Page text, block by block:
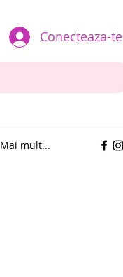
Conecteaza-te
Mai mult...